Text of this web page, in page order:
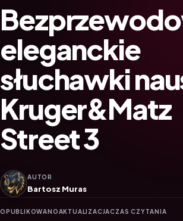
eleganckie
słuchawki
Kruger&Matz
Street 3
AUTOR
Bartosz Muras
OPUBLIKOWANOAKTUALIZACJACZAS CZYTANIA